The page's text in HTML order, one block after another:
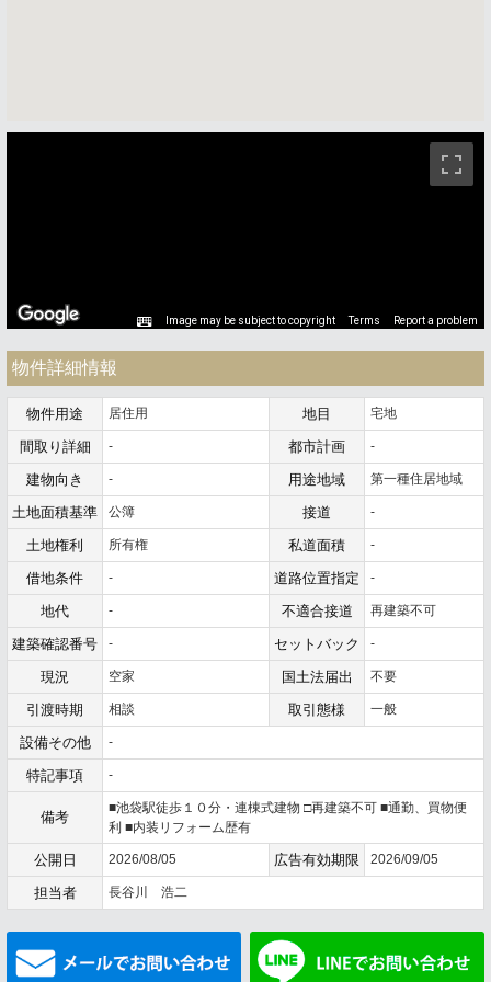
Image may be subject to copyright Terms Report a problem
物件詳細情報
物件用途 居住用 地目 宅地
間取り詳細 - 都市計画 -
建物向き - 用途地域 第一種住居地域
土地面積基準 公簿 接道 -
土地権利 所有権 私道面積 -
借地条件 - 道路位置指定 -
地代 - 不適合接道 再建築不可
建築確認番号 - セットバック -
現況 空家 国土法届出 不要
引渡時期 相談 取引態様 一般
設備その他 -
特記事項 -
備考
■池袋駅徒歩１０分・連棟式建物 □再建築不可 ■通勤、買物便
利 ■内装リフォーム歴有
公開日 2026/08/05 広告有効期限 2026/09/05
担当者 長谷川 浩二
メールでお問い合わせ